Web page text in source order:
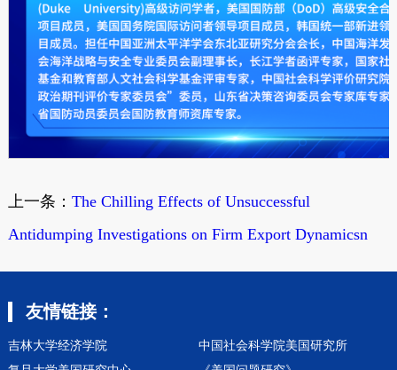
上一条： The Chilling Effects of Unsuccessful
Antidumping Investigations on Firm Export Dynamicsn
友情链接：
吉林大学经济学院
中国社会科学院美国研究所